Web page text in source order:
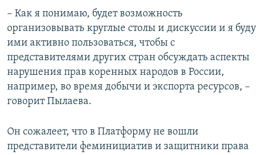
– Как я понимаю, будет возможность
организовывать круглые столы и дискуссии и я буду
ими активно пользоваться, чтобы с
представителями других стран обсуждать аспекты
нарушения прав коренных народов в России,
например, во время добычи и экспорта ресурсов, –
говорит Пылаева.
Он сожалеет, что в Платформу не вошли
представители феминициатив и защитники права